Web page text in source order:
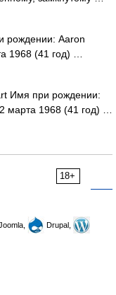
рождении: Aaron
1968 (41 год) …
Имя при рождении:
марта 1968 (41 год) …
18+
Drupal,